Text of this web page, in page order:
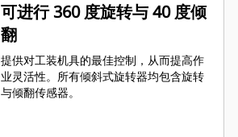
可进行 360 度旋转与 40 度倾
翻
提供对工装机具的最佳控制，从而提高作
业灵活性。所有倾斜式旋转器均包含旋转
与倾翻传感器。